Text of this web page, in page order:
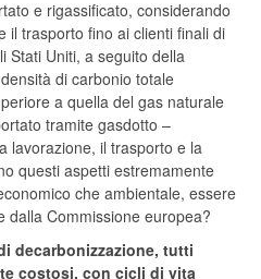
e rigassificato, considerando
il trasporto fino ai clienti finali di
Stati Uniti, a seguito della
di carbonio totale
a quella del gas naturale
tramite gasdotto –
lavorazione, il trasporto e la
questi aspetti estremamente
che ambientale, essere
dalla Commissione europea?
decarbonizzazione, tutti
costosi, con cicli di vita